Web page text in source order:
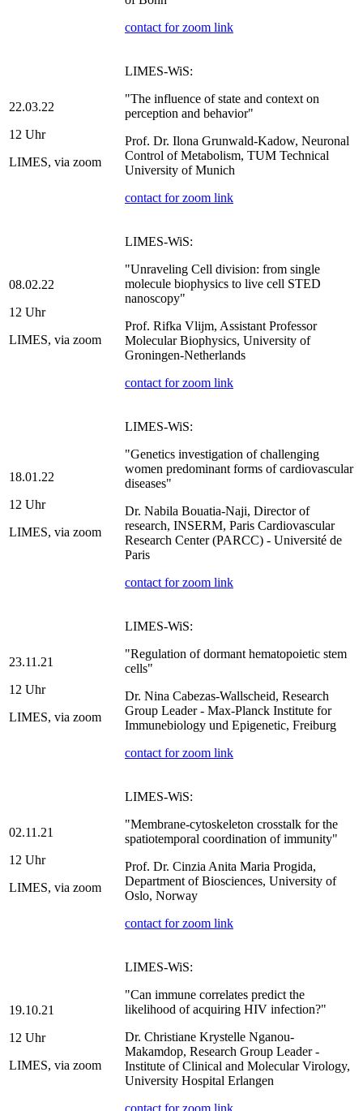
contact for zoom link
22.03.22
12 Uhr
LIMES, via zoom
LIMES-WiS:
"The influence of state and context on
perception and behavior"
Prof. Dr. Ilona Grunwald-Kadow, Neuronal
Control of Metabolism, TUM Technical
University of Munich
contact for zoom link
08.02.22
12 Uhr
LIMES, via zoom
LIMES-WiS:
"Unraveling Cell division: from single
molecule biophysics to live cell STED
nanoscopy"
Prof. Rifka Vlijm, Assistant Professor
Molecular Biophysics, University of
Groningen-Netherlands
contact for zoom link
18.01.22
12 Uhr
LIMES, via zoom
LIMES-WiS:
"Genetics investigation of challenging
women predominant forms of cardiovascular
diseases"
Dr. Nabila Bouatia-Naji, Director of
research, INSERM, Paris Cardiovascular
Research Center (PARCC) - Université de
Paris
contact for zoom link
23.11.21
12 Uhr
LIMES, via zoom
LIMES-WiS:
"Regulation of dormant hematopoietic stem
cells"
Dr. Nina Cabezas-Wallscheid, Research
Group Leader - Max-Planck Institute for
Immunebiology und Epigenetic, Freiburg
contact for zoom link
02.11.21
12 Uhr
LIMES, via zoom
LIMES-WiS:
"Membrane-cytoskeleton crosstalk for the
spatiotemporal coordination of immunity"
Prof. Dr. Cinzia Anita Maria Progida,
Department of Biosciences, University of
Oslo, Norway
contact for zoom link
19.10.21
12 Uhr
LIMES, via zoom
LIMES-WiS:
"Can immune correlates predict the
likelihood of acquiring HIV infection?"
Dr. Christiane Krystelle Nganou-
Makamdop, Research Group Leader -
Institute of Clinical and Molecular Virology,
University Hospital Erlangen
contact for zoom link